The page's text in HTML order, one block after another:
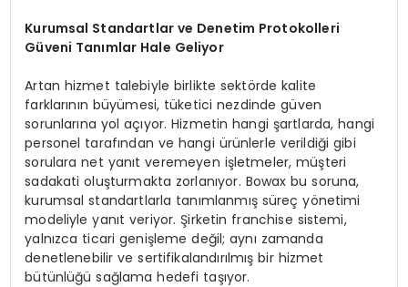
Kurumsal Standartlar ve Denetim Protokolleri
Güveni Tanımlar Hale Geliyor
Artan hizmet talebiyle birlikte sektörde kalite
farklarının büyümesi, tüketici nezdinde güven
sorunlarına yol açıyor. Hizmetin hangi şartlarda, hangi
personel tarafından ve hangi ürünlerle verildiği gibi
sorulara net yanıt veremeyen işletmeler, müşteri
sadakati oluşturmakta zorlanıyor. Bowax bu soruna,
kurumsal standartlarla tanımlanmış süreç yönetimi
modeliyle yanıt veriyor. Şirketin franchise sistemi,
yalnızca ticari genişleme değil; aynı zamanda
denetlenebilir ve sertifikalandırılmış bir hizmet
bütünlüğü sağlama hedefi taşıyor.